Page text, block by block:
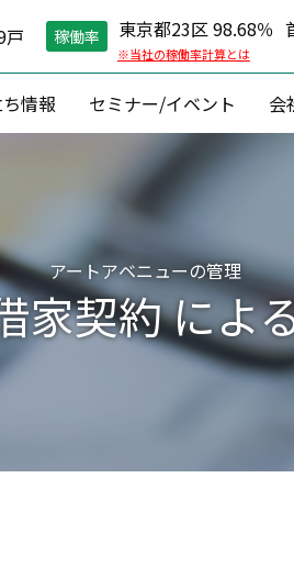
戸 稼働率
※当社の稼働率計算とは
東京都23区 98.68％
住環境維持
現場管理
24時間コールセンター
０円原状回復「ZEROプラン」
情報 セミナー/イベント 会
アートアベニューの管理
家契約 によ